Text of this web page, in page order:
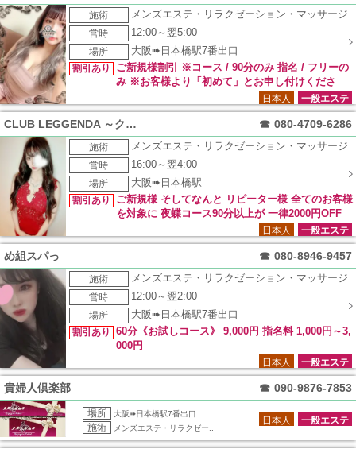
円OFF ご新規様・リピーター様共に 利用可能なイベントにな
ります。 ＊NEWマークが付いているセラピストが対象 ＊本指
名の方は適応外 ＊他のイベントと併用不可 ＊90分以上のコー
スが対象 FFランド未体験のお客様へ フリー 2,000円OFF10分
サービス パネル指名 1,000円OFF10分サービス ご新規様限定
のイベントになります。 ＊特別指名対象外 ＊他のイベントと
併用不可 ＊90分以上のコースが対象 みんなで行こうよOFFラ
ンド 2名様で…1,000円OFF 3名様で…2,000円OFF 4名様で…
3,000円OFF ご新規様・リピーター様共に 利用可能なイベント
になります。 ＊本指名・特別指名対象外 ＊他のイベントと併
用不可 ＊90分以上のコースが対象
施術
メンズエステ・リラクゼーション・マッサージ
営時
12:00～翌5:00
場所
大阪➠日本橋駅7番出口
割引あり
ご新規様割引 ※コース / 90分のみ 指名 / フリーの
み ※お客様より「初めて」とお申し付けくださ
一般エステ
日本人
CLUB LEGGENDA ～クラブレジェンダ～ ☎ 080-4709-6286
施術
メンズエステ・リラクゼーション・マッサージ
営時
16:00～翌4:00
場所
大阪➠日本橋駅
割引あり
ご新規様 そしてなんと リピーター様 全てのお客様
を対象に 夜蝶コース90分以上が 一律2000円OFF
一般エステ
日本人
め組スパっ ☎ 080-8946-9457
施術
メンズエステ・リラクゼーション・マッサージ
営時
12:00～翌2:00
場所
大阪➠日本橋駅7番出口
割引あり
60分《お試しコース》 9,000円 指名料 1,000円～3,
000円
一般エステ
日本人
貴婦人倶楽部 ☎ 090-9876-7853
場所 大阪➠日本橋駅7番出口
施術 メンズエステ・リラクゼー..
一般エステ
日本人